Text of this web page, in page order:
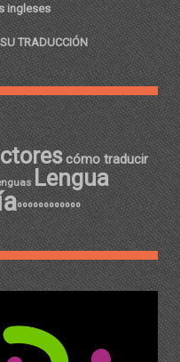
ingleses
TRADUCCIÓN
cómo traducir
Lengua
ºººººººººººº